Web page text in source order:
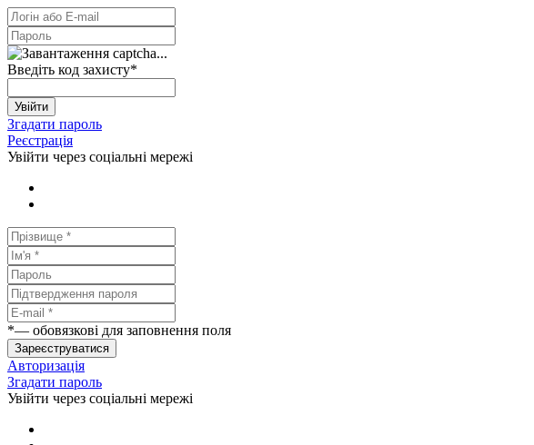
Введіть код захисту*
Увійти
Згадати пароль
Реєстрація
Увійти через соціальні мережі
*— обовязкові для заповнення поля
Зареєструватися
Авторизація
Згадати пароль
Увійти через соціальні мережі